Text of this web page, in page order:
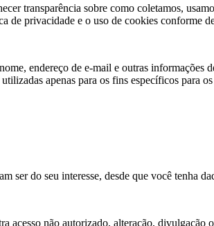
transparência sobre como coletamos,
de privacidade e o uso de cookies conforme
endereço de e-mail e outras
apenas para os fins específicos para
do seu interesse, desde que você tenha
acesso não autorizado, alteração,